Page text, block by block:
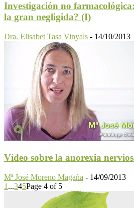
Investigación no
la gran negligida? (I)
Dra. Elisabet Tasa Vinyals - 14/10/2013
Vídeo sobre la anorexia
Mª José Moreno Magaña - 14/09/2013
1 ...345Page 4 of 5